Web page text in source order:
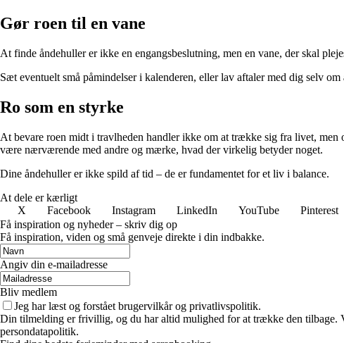
Gør roen til en vane
At finde åndehuller er ikke en engangsbeslutning, men en vane, der skal
Sæt eventuelt små påmindelser i kalenderen, eller lav aftaler med dig selv
Ro som en styrke
At bevare roen midt i travlheden handler ikke om at trække sig fra livet,
være nærværende med andre og mærke, hvad der virkelig betyder noget.
Dine åndehuller er ikke spild af tid – de er fundamentet for et liv i balance.
At dele er kærligt
X
Facebook Instagram LinkedIn YouTube Pinterest
Få inspiration og nyheder – skriv dig op
Få inspiration, viden og små genveje direkte i din indbakke.
Angiv din e-mailadresse
Bliv medlem
Jeg har læst og forstået brugervilkår og privatlivspolitik.
Din tilmelding er frivillig, og du har altid mulighed for at trække den tilbage.
persondatapolitik.